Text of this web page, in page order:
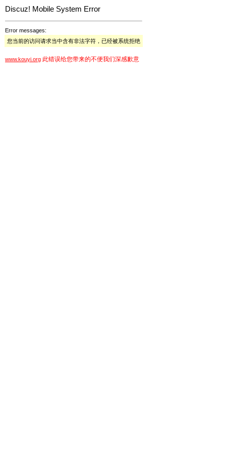
Discuz! Mobile System Error
Error messages:
您当前的访问请求当中含有非法字符，已经被系统拒绝
www.kouyi.org 此错误给您带来的不便我们深感歉意